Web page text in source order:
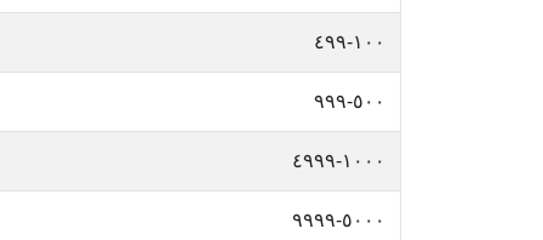
١٠٠-٤٩٩
٥٠٠-٩٩٩
١٠٠٠-٤٩٩٩
٥٠٠٠-٩٩٩٩